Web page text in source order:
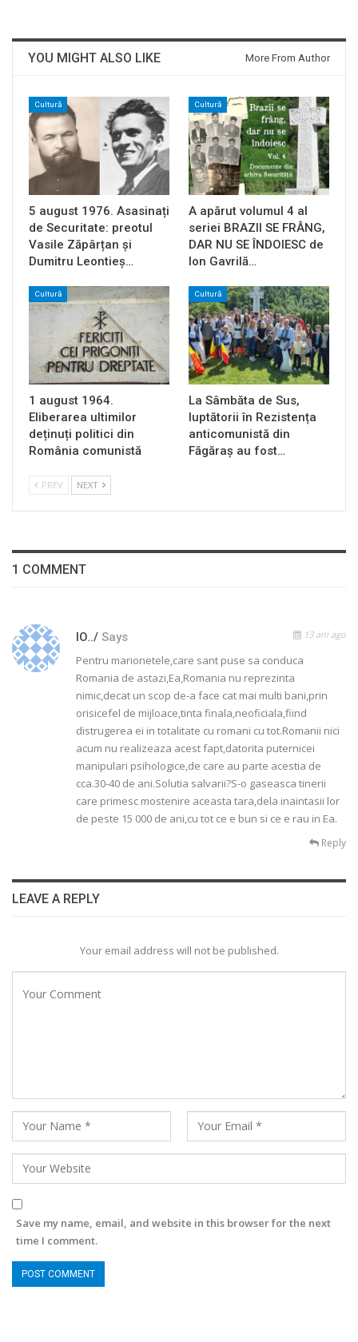
YOU MIGHT ALSO LIKE More From Author
Cultură
5 august 1976. Asasinați
de Securitate: preotul
Vasile Zăpârțan și
Dumitru Leontieș…
Cultură
A apărut volumul 4 al
seriei BRAZII SE FRÂNG,
DAR NU SE ÎNDOIESC de
Ion Gavrilă…
Cultură
1 august 1964.
Eliberarea ultimilor
deținuți politici din
România comunistă
Cultură
La Sâmbăta de Sus,
luptătorii în Rezistența
anticomunistă din
Făgăraș au fost…
PREV NEXT
1 COMMENT
IO../ Says 13 ani ago
Pentru marionetele,care sant puse sa conduca
Romania de astazi,Ea,Romania nu reprezinta
nimic,decat un scop de-a face cat mai multi bani,prin
orisicefel de mijloace,tinta finala,neoficiala,fiind
distrugerea ei in totalitate cu romani cu tot.Romanii nici
acum nu realizeaza acest fapt,datorita puternicei
manipulari psihologice,de care au parte acestia de
cca.30-40 de ani.Solutia salvarii?S-o gaseasca tinerii
care primesc mostenire aceasta tara,dela inaintasii lor
de peste 15 000 de ani,cu tot ce e bun si ce e rau in Ea.
Reply
LEAVE A REPLY
Your email address will not be published.
Save my name, email, and website in this browser for the next
time I comment.